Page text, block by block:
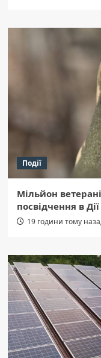
Події
Мільйон
посвідчення в Дії
19 години тому